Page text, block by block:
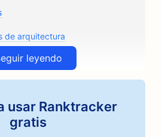
de arquitectura
arte
de carrocería
reparación de automóviles
leyendo
usar Ranktracker
gratis